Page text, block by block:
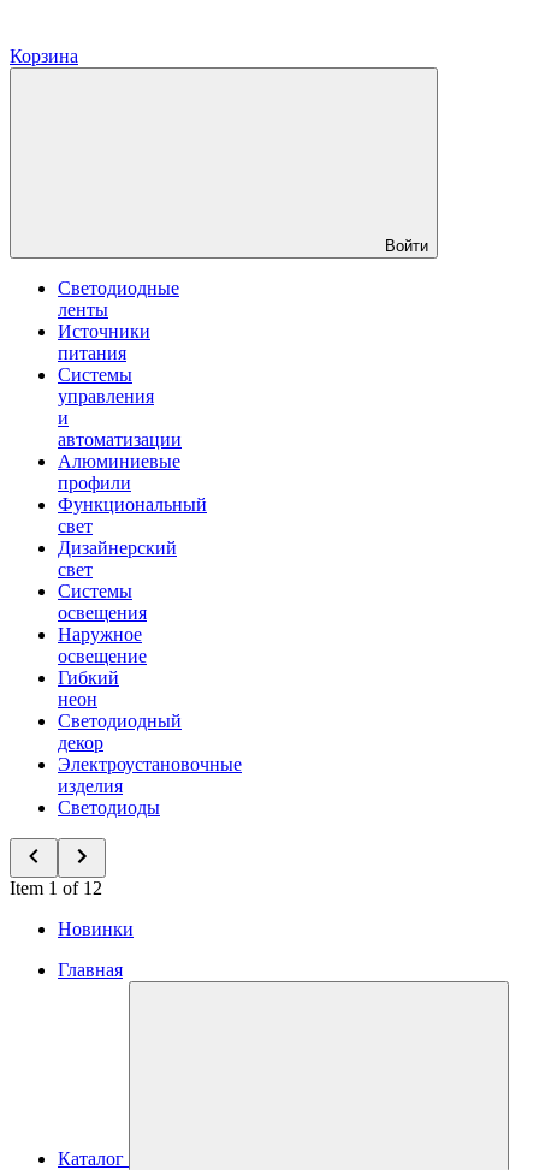
Корзина
Войти
Светодиодные
ленты
Источники
питания
Системы
управления
и
автоматизации
Алюминиевые
профили
Функциональный
свет
Дизайнерский
свет
Системы
освещения
Наружное
освещение
Гибкий
неон
Светодиодный
декор
Электроустановочные
изделия
Светодиоды
Item 1 of 12
Новинки
Главная
Каталог